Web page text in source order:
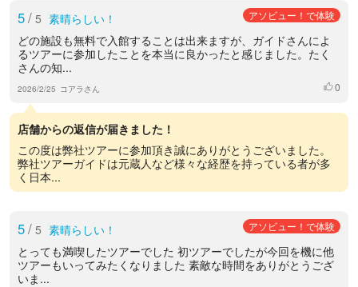
5/ 5 素晴らしい！ アソビュー！で体験
どの施設も無料で入館することは出来ますが、ガイドさんによ
るツアーに参加したことを本当に良かったと感じました。たく
さんの知...
2026/2/25 コアラさん いいね
0
店舗からの返信が届きました！
この度は弊社ツアーに参加頂き誠にありがとうございました。
弊社ツアーガイドは元蔵人など様々な経歴を持っている者が多
く日本...
5/ 5 素晴らしい！ アソビュー！で体験
とっても満喫したツアーでした 初ツアーでしたが今回を機に他
ツアーもいってみたくなりました 素敵な時間をありがとうござ
いま...